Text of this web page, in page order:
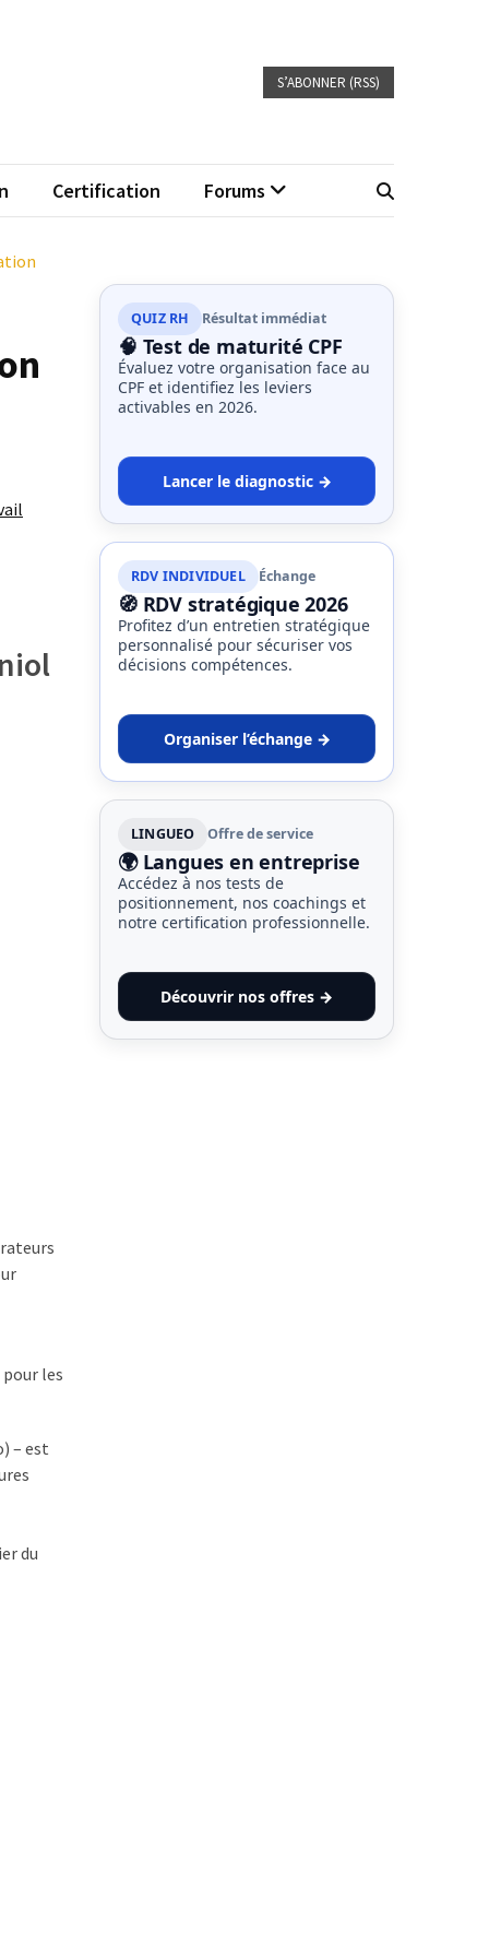
S’ABONNER (RSS)
Certification Forums
les
– est
du
QUIZ RH Résultat immédiat
🧠 Test de maturité CPF
Évaluez votre organisation face au
CPF et identifiez les leviers
activables en 2026.
Lancer le diagnostic →
RDV INDIVIDUEL Échange
🧭 RDV stratégique 2026
Profitez d’un entretien stratégique
personnalisé pour sécuriser vos
décisions compétences.
Organiser l’échange →
LINGUEO Offre de service
🌍 Langues en entreprise
Accédez à nos tests de
positionnement, nos coachings et
notre certification professionnelle.
Découvrir nos offres →